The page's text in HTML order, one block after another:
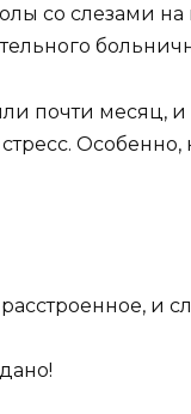
со слезами на
почти месяц,
и